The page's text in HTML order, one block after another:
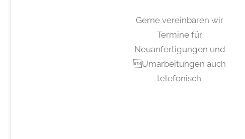
Gerne vereinbaren wir
Termine für
Neuanfertigungen und
Umarbeitungen auch
telefonisch.